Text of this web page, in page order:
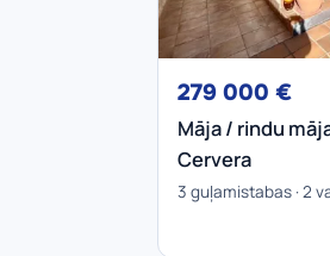
279 000 €
Māja / rindu
Cervera
3 guļamistabas · 2